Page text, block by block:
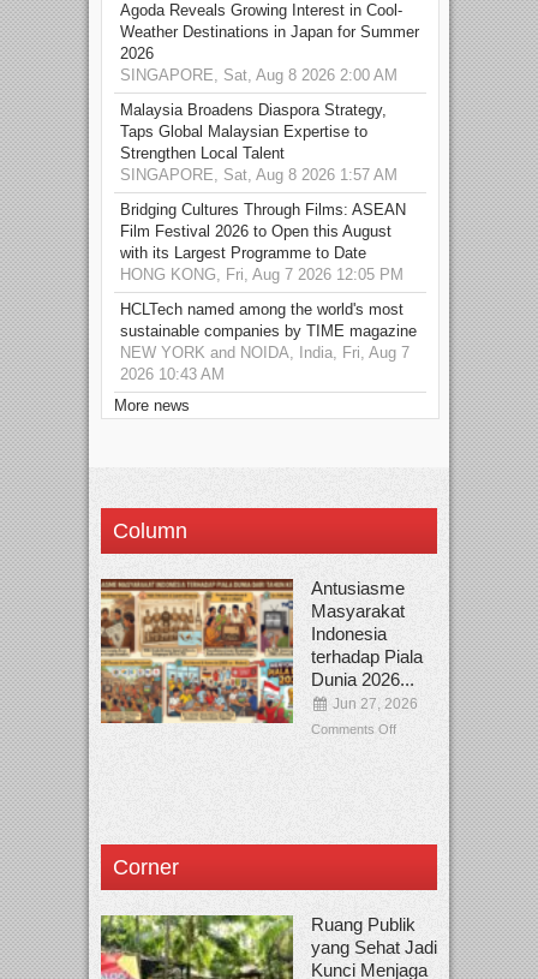
Agoda Reveals Growing Interest in Cool-
Weather Destinations in Japan for Summer
2026
SINGAPORE, Sat, Aug 8 2026 2:00 AM
Malaysia Broadens Diaspora Strategy,
Taps Global Malaysian Expertise to
Strengthen Local Talent
SINGAPORE, Sat, Aug 8 2026 1:57 AM
Bridging Cultures Through Films: ASEAN
Film Festival 2026 to Open this August
with its Largest Programme to Date
HONG KONG, Fri, Aug 7 2026 12:05 PM
HCLTech named among the world's most
sustainable companies by TIME magazine
NEW YORK and NOIDA, India, Fri, Aug 7
2026 10:43 AM
More news
Column
Antusiasme
Masyarakat
Indonesia
terhadap Piala
Dunia 2026...
Jun 27, 2026
Comments Off
Corner
Ruang Publik
yang Sehat Jadi
Kunci Menjaga